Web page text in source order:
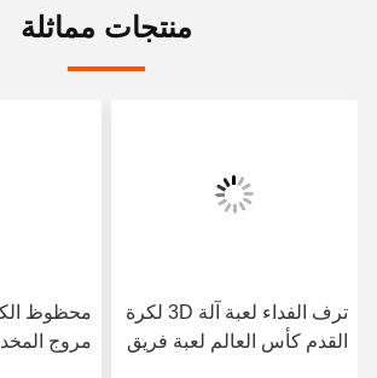
منتجات مماثلة
ترف الفداء لعبة آلة 3D لكرة
القدم كأس العالم لعبة فريق
محظوظ
مروج